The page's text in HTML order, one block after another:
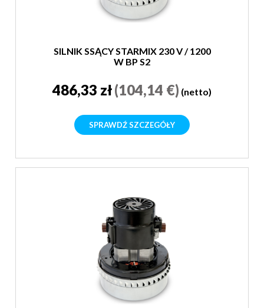
SILNIK SSĄCY STARMIX 230 V / 1200
W BP S2
486,33 zł(104,14 €) (netto)
SPRAWDŹ SZCZEGÓŁY